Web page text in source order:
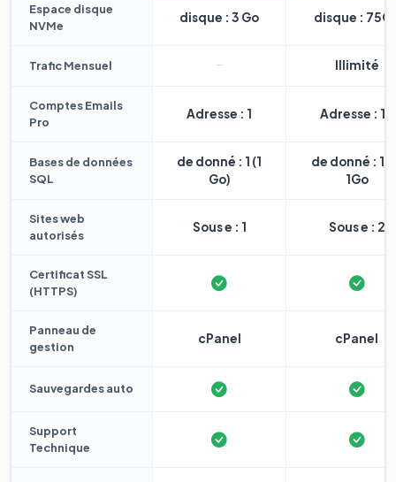
Espace disque
NVMe
disque : 3 Go disque :
Trafic Mensuel Illimité
Comptes Emails
Pro
Adresse : 1 Adresse : 10
Bases de données
SQL
de donné : 1 (1
Go)
de donné : 1
1Go
Sites web
autorisés
Sous e : 1 Sous e : 2
Certificat SSL
(HTTPS)
Panneau de
gestion
cPanel cPanel
Sauvegardes auto
Support
Technique